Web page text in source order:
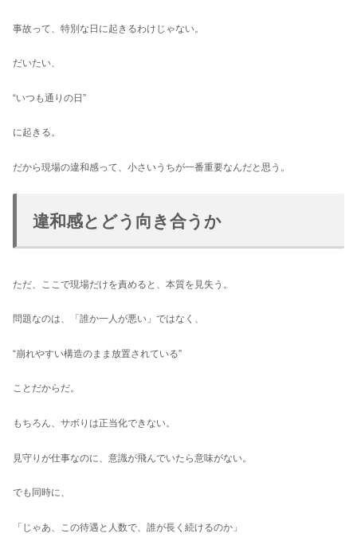
事故って、特別な日に起きるわけじゃない。
だいたい、
“いつも通りの日”
に起きる。
だから現場の違和感って、小さいうちが一番重要なんだと思う。
違和感とどう向き合うか
ただ、ここで現場だけを責めると、本質を見失う。
問題なのは、「誰か一人が悪い」ではなく、
“崩れやすい構造のまま放置されている”
ことだからだ。
もちろん、サボりは正当化できない。
見守りが仕事なのに、意識が飛んでいたら意味がない。
でも同時に、
「じゃあ、この待遇と人数で、誰が長く続けるのか」